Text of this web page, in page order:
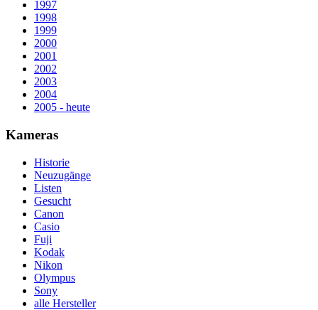
1997
1998
1999
2000
2001
2002
2003
2004
2005 - heute
Kameras
Historie
Neuzugänge
Listen
Gesucht
Canon
Casio
Fuji
Kodak
Nikon
Olympus
Sony
alle Hersteller